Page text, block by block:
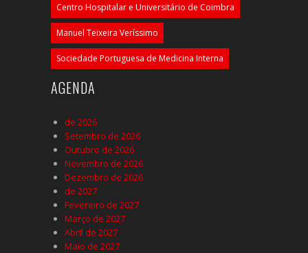
Centro Hospitalar e Universitário de Coimbra
Manuel Teixeira Veríssimo
Sociedade Portuguesa de Medicina Interna
AGENDA
de 2026
Setembro de 2026
Outubro de 2026
Novembro de 2026
Dezembro de 2026
de 2027
Fevereiro de 2027
Março de 2027
Abril de 2027
Maio de 2027